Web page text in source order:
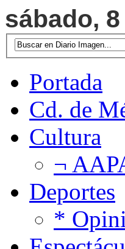
sábado,
Portada
Cd. de
Cultura
¬
Deportes
*